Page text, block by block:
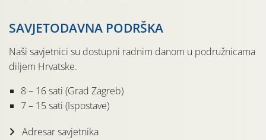
SAVJETODAVNA PODRŠKA
Naši savjetnici su dostupni radnim danom u podružnicama
diljem Hrvatske.
8 – 16 sati (Grad Zagreb)
7 – 15 sati (Ispostave)
Adresar savjetnika